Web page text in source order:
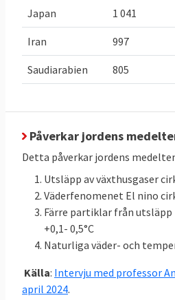
av
växthusgaser
i skog och
3,955 MtCO e
jämfört med
snittet för
43,366
(LULUCF)
31,223
MtCO e
Källor :Klicka på länkarna i
källan. MtCO2e betyder
växthusgaser.
Japan 1 041
Iran 997
Saudiarabien 805
Påverkar jordens
Detta påverkar jordens
Utsläpp av växthusgaser
Väderfenomenet El nino
Färre partiklar från
+0,1- 0,5°C
Naturliga väder- och
Källa: Intervju med professor
april 2024.